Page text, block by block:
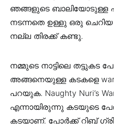
ഞങ്ങളുടെ ബാലിയോടുള്ള
നടന്നതെ ഉള്ളു ഒരു ചെറിയ
നല്ല തിരക്ക് കണ്ടു.
നമ്മുടെ നാട്ടിലെ
അങ്ങനെയുള്ള കടകളെ
പറയുക. Naughty Nuri’s
എന്നായിരുന്നു കടയുടെ
കടയാണ്. പോര്‍ക്ക്‌ റിബ്